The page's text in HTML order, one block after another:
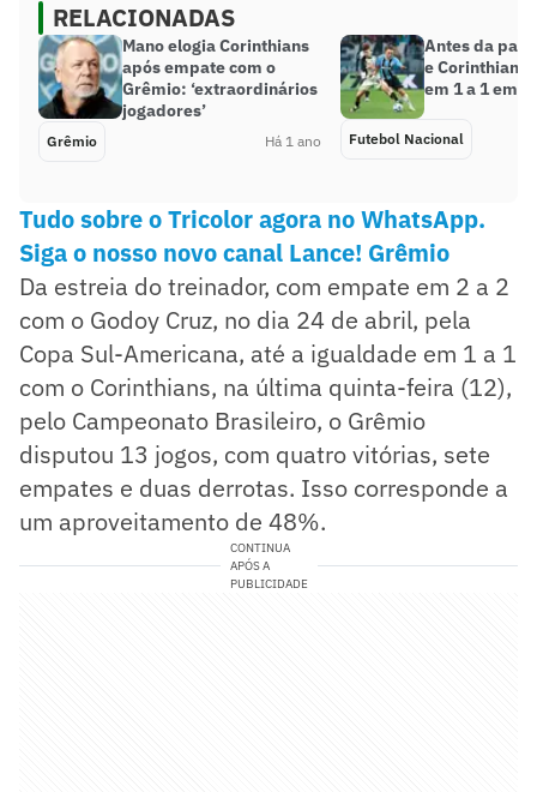
RELACIONADAS
Mano elogia Corinthians
após empate com o
Grêmio: ‘extraordinários
jogadores’
Grêmio Há 1 ano
Antes da
e Corinthians
em 1 a 1 em
Futebol Nacional
Tudo sobre o Tricolor agora no WhatsApp.
Siga o nosso novo canal Lance! Grêmio
Da estreia do treinador, com empate em 2 a 2
com o Godoy Cruz, no dia 24 de abril, pela
Copa Sul-Americana, até a igualdade em 1 a 1
com o Corinthians, na última quinta-feira (12),
pelo Campeonato Brasileiro, o Grêmio
disputou 13 jogos, com quatro vitórias, sete
empates e duas derrotas. Isso corresponde a
um aproveitamento de 48%.
CONTINUA
APÓS A
PUBLICIDADE